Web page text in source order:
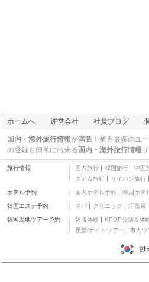
強羅花扇 円かの杜
四つ星
強羅アサヒホテル
三つ星
彌榮館
三つ星
三つ星
箱根小涌園 ユネッサ
ンイン
三つ星
箱根強羅温泉 夢の湯
四つ星
ホームへ 運営会社 社員ブログ
国内・海外旅行情報が満載！業界最多のユ
の登録も簡単に出来る 国内・海外旅行情報
旅行情報 国内旅行 韓国旅行 中国
グアム旅行
サイパン旅行
ホテル予約 国内ホテル予約 韓国ホテ
韓国エステ予約 スパ クリニック 汗蒸幕
韓国現地ツアー予約 韓服体験 KPOP公演＆体
夜景/ナイトツアー
市内ツ
한